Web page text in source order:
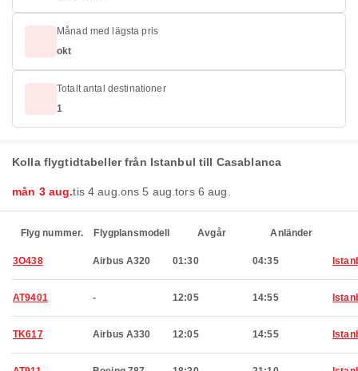
Månad med lägsta pris
okt
Totalt antal destinationer
1
Kolla flygtidtabeller från Istanbul till Casablanca
mån 3 aug.tis 4 aug. ons 5 aug.tors 6 aug.
Flyg nummer. Flygplansmodell Avgår Anländer
3O438 Airbus A320 01:30 04:35
AT9401 - 12:05 14:55
TK617 Airbus A330 12:05 14:55